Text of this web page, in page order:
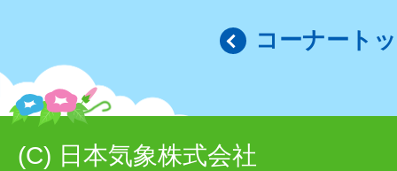
コーナート
(C) 日本気象株式会社